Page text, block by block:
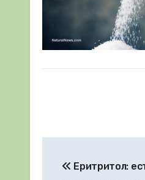
Еритритол: